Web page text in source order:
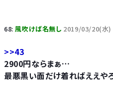
68:風吹けば名無し 2019/03/20(水)
>>43
2900円ならまぁ…
最悪黒い面だけ着ればええや